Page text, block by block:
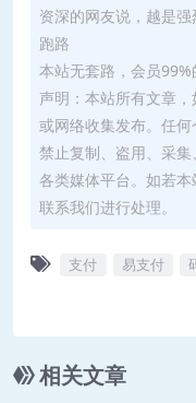
资深的网友说，越是
跑路
本站无套路，会员99%
声明：本站所有文章
或网络收集发布。任何
禁止复制、盗用、采
各类媒体平台。如若
联系我们进行处理。
支付 易支付
相关文章